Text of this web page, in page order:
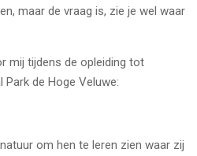
maar de vraag is, zie je wel waar
mij tijdens de opleiding tot
de Hoge Veluwe:
om hen te leren zien waar zij